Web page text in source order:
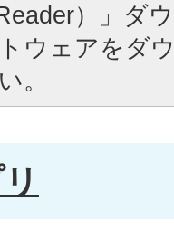
）」ダ
ウェアをダ
。